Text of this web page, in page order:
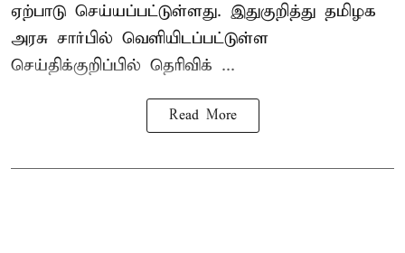
ஏற்பாடு செய்யப்பட்டுள்ளது. இதுகுறித்து தமிழக
அரசு சார்பில் வெளியிடப்பட்டுள்ள
செய்திக்குறிப்பில் தெரிவிக் ...
Read More